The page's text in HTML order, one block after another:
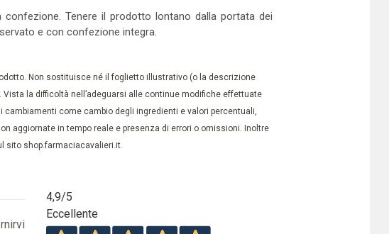
Tenere il prodotto lontano dalla portata dei
e con confezione integra.
Non sostituisce né il foglietto illustrativo (o la descrizione
la difficoltà nell’adeguarsi alle continue modifiche effettuate
come cambio degli ingredienti e valori percentuali,
aggiornate in tempo reale e presenza di errori o omissioni. Inoltre
sito shop.farmaciacavalieri.it.
4,9/5
Eccellente